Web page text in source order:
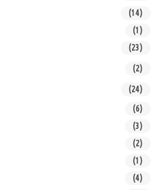
(14)
(1)
(23)
(2)
(24)
(6)
(3)
(2)
(1)
(4)